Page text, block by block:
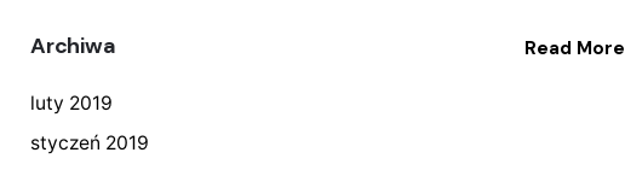
Archiwa
luty 2019
styczeń 2019
Read More